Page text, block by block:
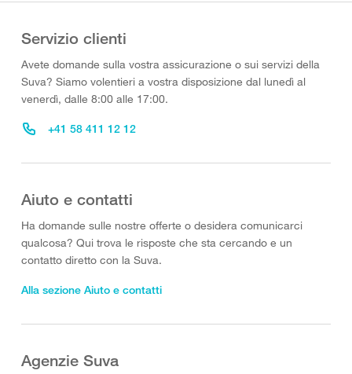
Servizio clienti
Avete domande sulla vostra assicurazione o sui servizi della
Suva? Siamo volentieri a vostra disposizione dal lunedì al
venerdì, dalle 8:00 alle 17:00.
+41 58 411 12 12
Aiuto e contatti
Ha domande sulle nostre offerte o desidera comunicarci
qualcosa? Qui trova le risposte che sta cercando e un
contatto diretto con la Suva.
Alla sezione Aiuto e contatti
Agenzie Suva